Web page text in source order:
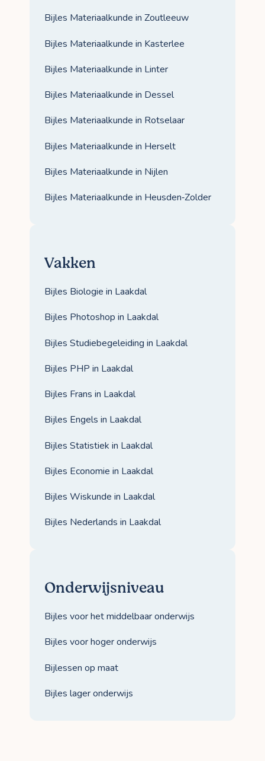
Bijles Materiaalkunde in Zoutleeuw
Bijles Materiaalkunde in Kasterlee
Bijles Materiaalkunde in Linter
Bijles Materiaalkunde in Dessel
Bijles Materiaalkunde in Rotselaar
Bijles Materiaalkunde in Herselt
Bijles Materiaalkunde in Nijlen
Bijles Materiaalkunde in Heusden‑Zolder
Vakken
Bijles Biologie in Laakdal
Bijles Photoshop in Laakdal
Bijles Studiebegeleiding in Laakdal
Bijles PHP in Laakdal
Bijles Frans in Laakdal
Bijles Engels in Laakdal
Bijles Statistiek in Laakdal
Bijles Economie in Laakdal
Bijles Wiskunde in Laakdal
Bijles Nederlands in Laakdal
Onderwijsniveau
Bijles voor het middelbaar onderwijs
Bijles voor hoger onderwijs
Bijlessen op maat
Bijles lager onderwijs